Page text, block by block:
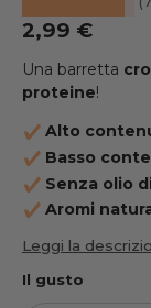
Prezzo
2,99 €
Una barretta
proteine!
Alto
Basso
Senza olio
Aromi
Leggi la
Il gusto